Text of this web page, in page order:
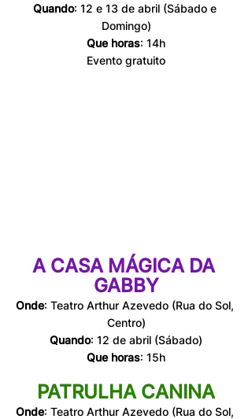
Quando: 12 e 13 de abril (Sábado e
Domingo)
Que horas: 14h
Evento gratuito
A CASA MÁGICA DA
GABBY
Onde: Teatro Arthur Azevedo (Rua do Sol,
Centro)
Quando: 12 de abril (Sábado)
Que horas: 15h
PATRULHA CANINA
Onde: Teatro Arthur Azevedo (Rua do Sol,